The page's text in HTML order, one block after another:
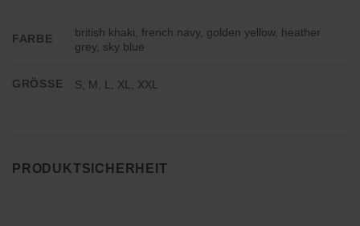
FARBE
british khaki, french navy, golden yellow, heather
grey, sky blue
GRÖSSE S, M, L, XL, XXL
PRODUKTSICHERHEIT